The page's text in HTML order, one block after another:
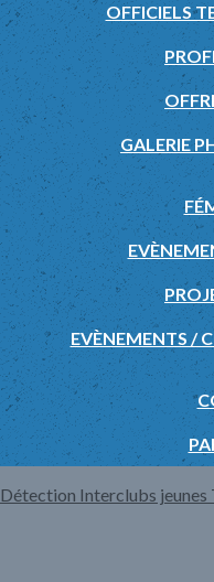
OFFICIELS
GALERIE
EVÈNEMENTS /
Détection Interclubs jeunes